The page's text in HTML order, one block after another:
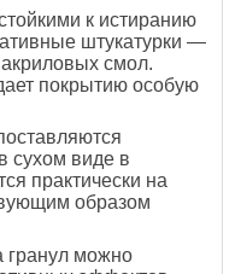
к истиранию
штукатурки —
смол.
покрытию особую
сухом виде в
практически на
образом
гранул можно